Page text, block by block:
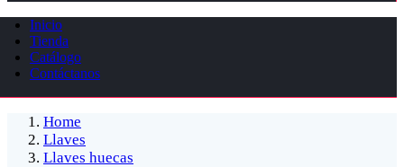
Inicio
Tienda
Catálogo
Contáctanos
Home
Llaves
Llaves huecas